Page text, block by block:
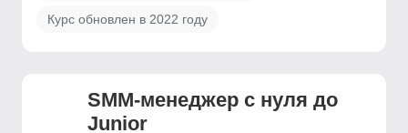
Курс обновлен в 2022 году
SMM-менеджер с нуля до
Junior